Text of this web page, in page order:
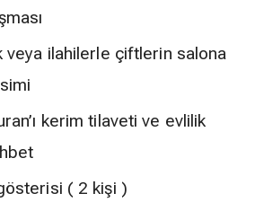
veya ilahilerle çiftlerin salona
kerim tilaveti ve evlilik
( 2 kişi )